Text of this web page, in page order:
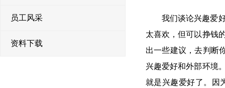
员工风采
资料下载
我们谈论兴趣爱
太喜欢，但可以挣钱
出一些建议，去判断
兴趣爱好和外部环境
就是兴趣爱好了。因